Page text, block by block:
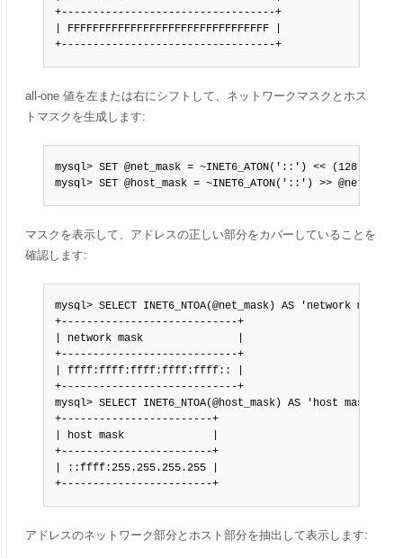
+----------------------------------+
| FFFFFFFFFFFFFFFFFFFFFFFFFFFFFFFF |
+----------------------------------+
all-one 値を左または右にシフトして、ネットワークマスクとホス
トマスクを生成します:
mysql> SET @net_mask = ~INET6_ATON('::') << (128 -
mysql> SET @host_mask = ~INET6_ATON('::') >> @net_len;
マスクを表示して、アドレスの正しい部分をカバーしていることを
確認します:
mysql> SELECT INET6_NTOA(@net_mask) AS 'network mask';
+----------------------------+
| network mask               |
+----------------------------+
| ffff:ffff:ffff:ffff:ffff:: |
+----------------------------+
mysql> SELECT INET6_NTOA(@host_mask) AS 'host mask';
+------------------------+
| host mask              |
+------------------------+
| ::ffff:255.255.255.255 |
+------------------------+
アドレスのネットワーク部分とホスト部分を抽出して表示します: